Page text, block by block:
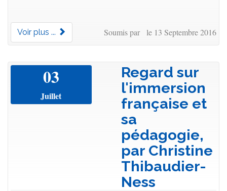
Voir plus ... Soumis par le 13 Septembre 2016
03
Juillet
Regard sur
l'immersion
française et
sa
pédagogie,
par Christine
Thibaudier-
Ness